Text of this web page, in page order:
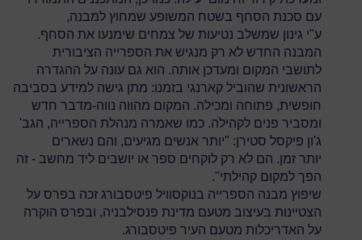
עם סכנת הסחף בשטח המשופע שמחוץ למבנה,
ע"י גינון שמשלב נטיעות של צמחים שימנעו את הסחף.
המבנה החדש לא רק מנגיש את הספרייה הציבורית
לתושבי המקום ומעדכן אותה. הוא גם עונה על ההגדרה
הראשונית שהוביל קארנגי בזמנו: מתן גישה למידע בסביבה
חופשית, פתוחה ומכילה. המקום מהווה נווה-מדבר חדש
ומסביר פנים לקהילה. כמו שאמרה מנהלת הספרייה, הגב'
ג'ון פיקסל סטירן: "יותר אנשים מגיעים, והם נשארים
יותר זמן. הם לא רק לוקחים ספר או יושבים ליד מחשב - זה
הפך למקום קהילתי".
שיפוץ מבנה הספרייה בנוקסוויל פיטסבורג זכה בפרס על
הצטיינות בעיצוב מטעם מדינת פנסילבניה, ובפרס הוקרה
על האדריכלות מטעם העיר פיטסבורג.